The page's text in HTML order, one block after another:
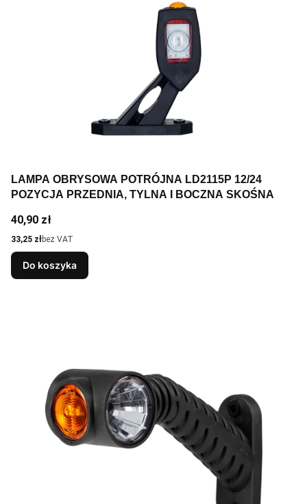
LAMPA OBRYSOWA POTRÓJNA LD2115P 12/24
POZYCJA PRZEDNIA, TYLNA I BOCZNA SKOŚNA
Cena
40,90 zł
Cena
33,25 złbez VAT
Do koszyka